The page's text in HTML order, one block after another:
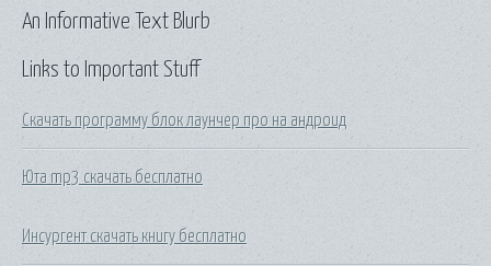
Links to Important Stuff
Скачать программу блок лаунчер про на андроид
Юта mp3 скачать бесплатно
Инсургент скачать книгу бесплатно
An Informative Text Blurb